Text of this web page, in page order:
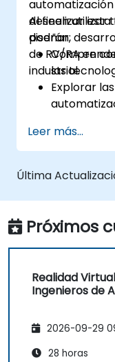
deseen utilizar
diseñar,
de RV/RA en
industrial.
Al finalizar
podrán:
las
Explorar
Aprender
soluciones
Integrar
de
Leer más...
Última
Próximos
Realidad
Ingenieros de
2026-09-29
28 horas